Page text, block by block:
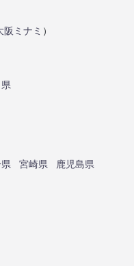
阪ミナミ ）
宮崎県
鹿児島県